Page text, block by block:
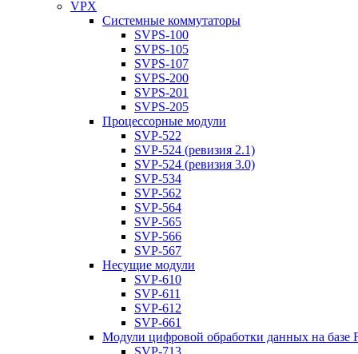
VPX
Системные коммутаторы
SVPS-100
SVPS-105
SVPS-107
SVPS-200
SVPS-201
SVPS-205
Процессорные модули
SVP-522
SVP-524 (ревизия 2.1)
SVP-524 (ревизия 3.0)
SVP-534
SVP-562
SVP-564
SVP-565
SVP-566
SVP-567
Несущие модули
SVP-610
SVP-611
SVP-612
SVP-661
Модули цифровой обработки данных на базе
SVP-713